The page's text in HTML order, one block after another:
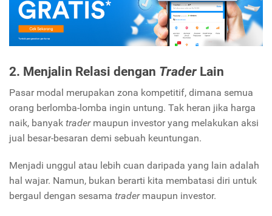
2. Menjalin Relasi dengan Trader Lain
Pasar modal merupakan zona kompetitif, dimana semua
orang berlomba-lomba ingin untung. Tak heran jika harga
naik, banyak tradermaupun investor yang melakukan aksi
jual besar-besaran demi sebuah keuntungan.
Menjadi unggul atau lebih cuan daripada yang lain adalah
hal wajar. Namun, bukan berarti kita membatasi diri untuk
bergaul dengan sesama tradermaupun investor.